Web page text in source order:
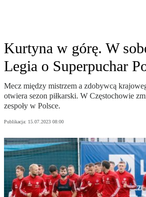
Kurtyna w górę. W
Legia o Superpuchar
Mecz między mistrzem a zdobywcą
otwiera sezon piłkarski. W Częstochowie
zespoły w Polsce.
Publikacja: 15.07.2023 08:00